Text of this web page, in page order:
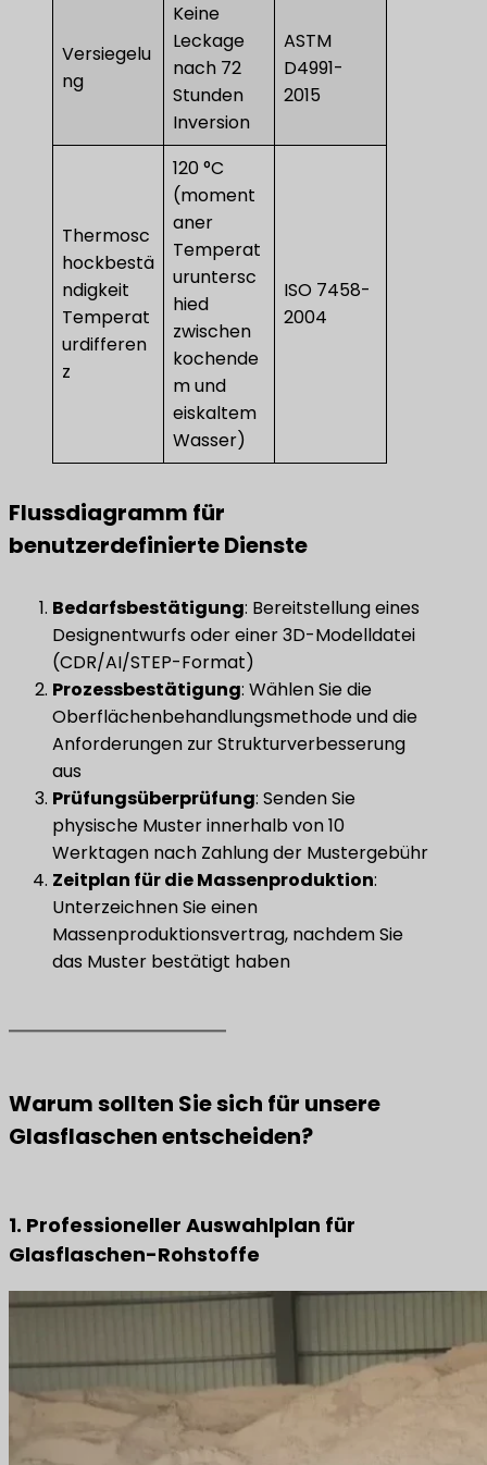
Versiegelu
ng
Keine
Leckage
nach 72
Stunden
Inversion
ASTM
D4991-
2015
Thermosc
hockbestä
ndigkeit
Temperat
urdifferen
z
120 °C
(moment
aner
Temperat
uruntersc
hied
zwischen
kochende
m und
eiskaltem
Wasser)
ISO 7458-
2004
Flussdiagramm für
benutzerdefinierte Dienste
​Bedarfsbestätigung​​: Bereitstellung eines
Designentwurfs oder einer 3D-Modelldatei
(CDR/AI/STEP-Format)
​Prozessbestätigung​​: Wählen Sie die
Oberflächenbehandlungsmethode und die
Anforderungen zur Strukturverbesserung
aus
​Prüfungsüberprüfung​​: Senden Sie
physische Muster innerhalb von 10
Werktagen nach Zahlung der Mustergebühr
Zeitplan für die Massenproduktion​:
Unterzeichnen Sie einen
Massenproduktionsvertrag, nachdem Sie
das Muster bestätigt haben
Warum sollten Sie sich für unsere
Glasflaschen entscheiden?
1. Professioneller Auswahlplan für
Glasflaschen-Rohstoffe